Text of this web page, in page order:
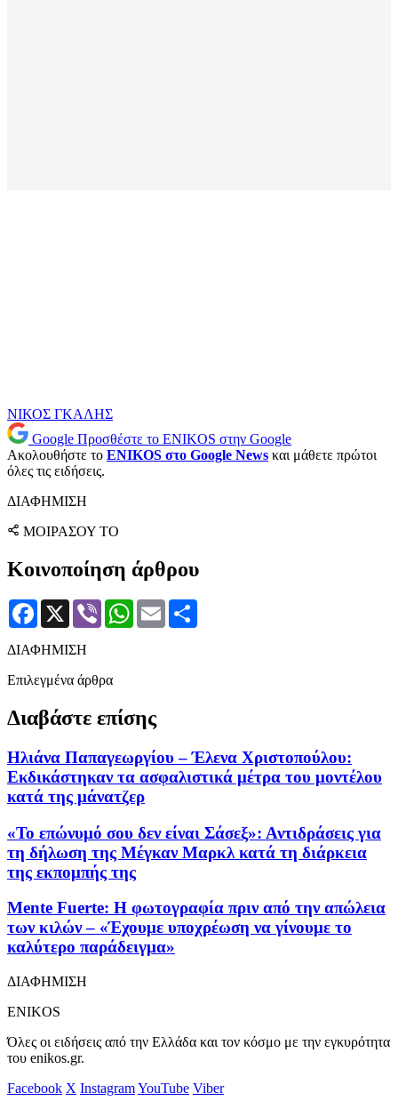
ΝΙΚΟΣ ΓΚΑΛΗΣ
Google Προσθέστε το ENIKOS στην Google
Ακολουθήστε το ENIKOS στο Google News και μάθετε πρώτοι
όλες τις ειδήσεις.
ΔΙΑΦΗΜΙΣΗ
ΜΟΙΡΑΣΟΥ ΤΟ
Κοινοποίηση άρθρου
Facebook
X Viber WhatsApp
Email
ΔΙΑΦΗΜΙΣΗ
Επιλεγμένα άρθρα
Διαβάστε επίσης
Ηλιάνα Παπαγεωργίου – Έλενα Χριστοπούλου:
Εκδικάστηκαν τα ασφαλιστικά μέτρα του μοντέλου
κατά της μάνατζερ
«Το επώνυμό σου δεν είναι Σάσεξ»: Αντιδράσεις για
τη δήλωση της Μέγκαν Μαρκλ κατά τη διάρκεια
της εκπομπής της
Mente Fuerte: Η φωτογραφία πριν από την απώλεια
των κιλών – «Έχουμε υποχρέωση να γίνουμε το
καλύτερο παράδειγμα»
ΔΙΑΦΗΜΙΣΗ
ENIKOS
Όλες οι ειδήσεις από την Ελλάδα και τον κόσμο με την εγκυρότητα
του enikos.gr.
Facebook X InstagramYouTube Viber